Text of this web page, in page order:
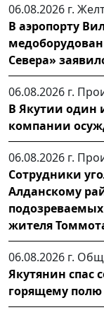
06.08.2026 г.
В аэропорту
Севера»
06.08.2026 г.
В Якутии один
компании
06.08.2026 г.
Сотрудники
Алданскому
жителя
06.08.2026 г.
Якутянин спас
горящему полю